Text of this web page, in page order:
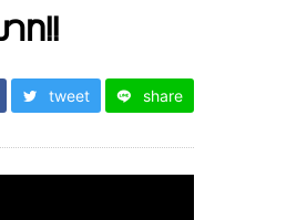
ท!!
tweet share